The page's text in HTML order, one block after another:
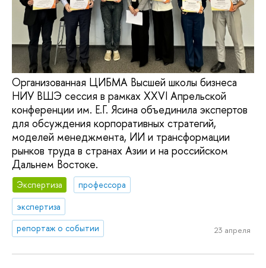
Организованная ЦИБМА Высшей школы бизнеса
НИУ ВШЭ сессия в рамках XXVI Апрельской
конференции им. Е.Г. Ясина объединила экспертов
для обсуждения корпоративных стратегий,
моделей менеджмента, ИИ и трансформации
рынков труда в странах Азии и на российском
Дальнем Востоке.
Экспертиза
профессора
экспертиза
репортаж о событии
23 апреля